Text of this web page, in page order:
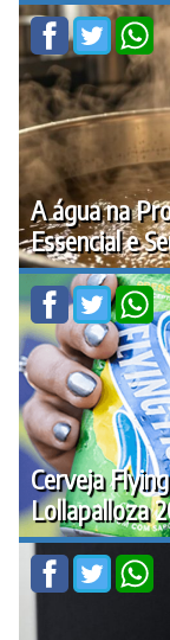
A água na
Essencial e
Cerveja
Lollapalloza